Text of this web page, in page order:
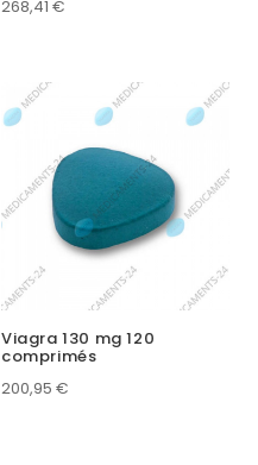
268,41 €
Viagra 130 mg 120
comprimés
200,95 €